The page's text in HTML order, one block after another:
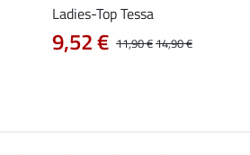
Ladies-Top Tessa
11,90 €14,90 €
9,52 €